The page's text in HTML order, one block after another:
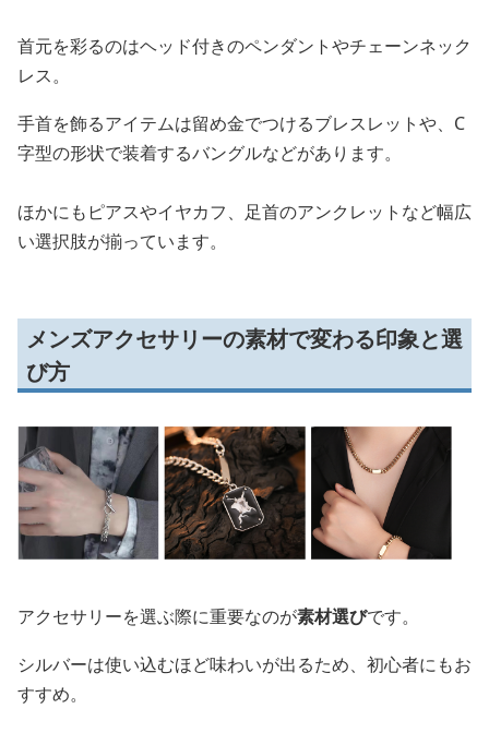
首元を彩るのはヘッド付きのペンダントやチェーンネック
レス。
手首を飾るアイテムは留め金でつけるブレスレットや、C
字型の形状で装着するバングルなどがあります。
ほかにもピアスやイヤカフ、足首のアンクレットなど幅広
い選択肢が揃っています。
メンズアクセサリーの素材で変わる印象と選
び方
アクセサリーを選ぶ際に重要なのが素材選びです。
シルバーは使い込むほど味わいが出るため、初心者にもお
すすめ。